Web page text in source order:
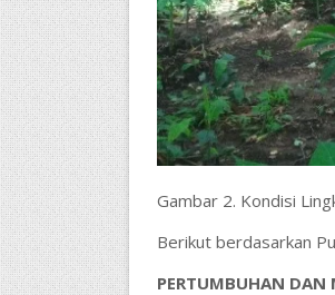
Gambar 2. Kondisi
Berikut berdasarkan
PERTUMBUHAN DAN